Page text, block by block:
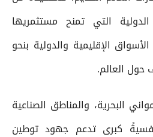
الدولية التي تمنح مستثمريها
الإقليمية والدولية بنحو
العالم.
البحرية، والمناطق الصناعية
كبرى تدعم جهود توطين